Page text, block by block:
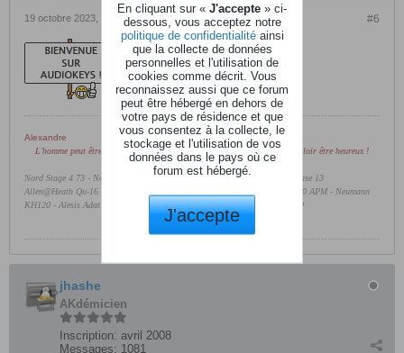
#6
19 octobre 2023, 09h21
Alexandre
L'homme peut être heureux sans réfléchir, mais ne peut réfléchir sans vouloir être heureux !
Nord Stage 4 73 - Nord Electro 6D 61 -Korg Pa5x 61 - Roland A50 - Cubase 13
Allen@Heath Qu-16 -Yamaha 01V96 vcm - Genelec 1032APM - Genelec 7070 APM - Neumann
KH120 - Alesis Adat HD24 - Motu Midi Express XT Usb - Takamine LTD99
jhashe
AKdémicien
Inscription: avril 2008
Messages: 1081
En cliquant sur « J'accepte » ci-
dessous, vous acceptez notre
politique de confidentialitéainsi
que la collecte de données
personnelles et l'utilisation de
cookies comme décrit. Vous
reconnaissez aussi que ce forum
peut être hébergé en dehors de
votre pays de résidence et que
vous consentez à la collecte, le
stockage et l'utilisation de vos
données dans le pays où ce
forum est hébergé.
J'accepte